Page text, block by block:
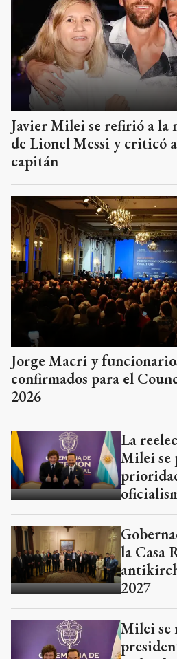
Javier Milei se refirió a la
de Lionel Messi y criticó
capitán
Jorge Macri y
confirmados para el
2026
La
Milei se
la Casa
2027
Milei se